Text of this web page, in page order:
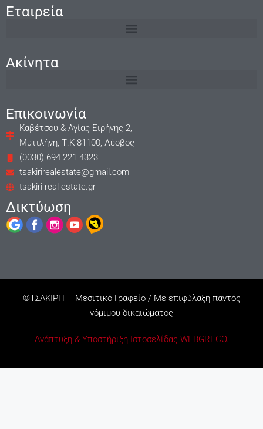
Εταιρεία
Ακίνητα
Επικοινωνία
Καβέτσου & Αγίας Ειρήνης 2,
Μυτιλήνη, Τ.Κ 81100, Λέσβος
(0030) 694 221 4323
tsakirirealestate@gmail.com
tsakiri-real-estate.gr
Δικτύωση
©ΤΣΑΚΙΡΗ – Μεσιτικό Γραφείο / Mε επιφύλαξη παντός
νόμιμου δικαιώματος
Ανάπτυξη & Υποστήριξη Ιστοσελίδας WEBGRECO.